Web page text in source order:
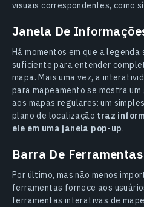
visuais correspondentes, como
Janela De
Há momentos em que a legenda
suficiente para entender
mapa. Mais uma vez, a
para mapeamento se mostra
aos mapas regulares: um
plano de localização traz
ele em uma janela pop-up.
Barra De Ferramentas
Por último, mas não menos
ferramentas fornece aos
ferramentas interativas de